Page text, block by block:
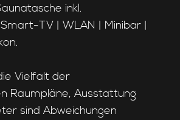
inkl.
TV | WLAN | Minibar |
Vielfalt der
Raumpläne, Ausstattung
sind Abweichungen